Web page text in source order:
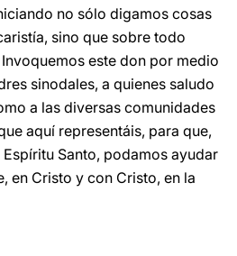
no sólo digamos cosas
sino que sobre todo
este don por medio
sinodales, a quienes saludo
a las diversas comunidades
aquí representáis, para que,
Santo, podamos ayudar
en Cristo y con Cristo, en la